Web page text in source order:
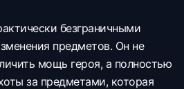
безграничными
предметов. Он не
мощь героя, а полностью
за предметами, которая